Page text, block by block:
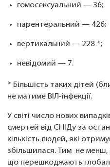
гомосексуальний — 36;
парентеральний — 426;
вертикальний — 228 *;
невідомий — 7.
* Більшість таких дітей
не матиме ВІЛ-інфекції.
У світі число нових
смертей від СНІДу за
кількість людей, які
збільшилася. Тим не
що перешкоджають